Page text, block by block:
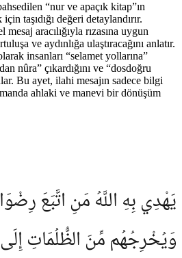
“nur ve apaçık kitap”ın
taşıdığı değeri detaylandırır.
aracılığıyla rızasına uygun
ve aydınlığa ulaştıracağını anlatır.
insanları “selamet yollarına”
nûra” çıkardığını ve “dosdoğru
Bu ayet, ilahi mesajın sadece bilgi
ahlaki ve manevi bir dönüşüm
يَهْدِي بِهِ اللَّهُ مَنِ اتَّبَعَ
وَيُخْرِجُهُم مِّنَ الظُّلُمَاتِ إِلَى